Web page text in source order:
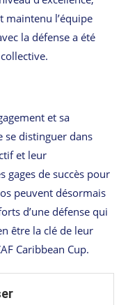
maintenu l’équipe
la défense a été
et sa
se distinguer dans
et leur
gages de succès pour
peuvent désormais
d’une défense qui
être la clé de leur
Caribbean Cup.